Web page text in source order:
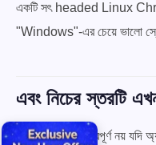
একটি সৎ headed Linux
"Windows"-এর চেয়ে ভালো
এবং নিচের স্তরটি
এর কোনোটাই গুরুত্বপূর্ণ নয়